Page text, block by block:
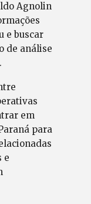
Agnolin
e buscar
de análise
em
para
e